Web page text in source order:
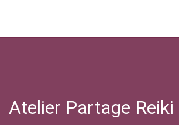
content
Atelier Partage Reiki